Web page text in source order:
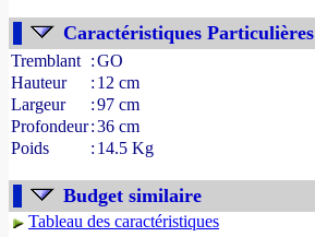
Caractéristiques Particulières
Tremblant :GO
Hauteur
: 12 cm
Largeur
:97 cm
Profondeur:36 cm
Poids
: 14.5 Kg
Budget similaire
Tableau des caractéristiques